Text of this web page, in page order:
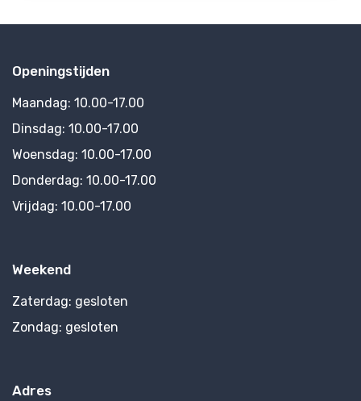
Openingstijden
Maandag: 10.00-17.00
Dinsdag: 10.00-17.00
Woensdag: 10.00-17.00
Donderdag: 10.00-17.00
Vrijdag: 10.00-17.00
Weekend
Zaterdag: gesloten
Zondag: gesloten
Adres